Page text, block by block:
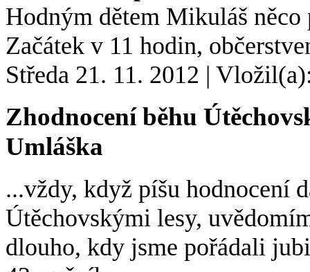
Hodným dětem Mikuláš
Začátek v 11 hodin,
Středa 21. 11. 2012 |
Zhodnocení běhu
Umláška
...vždy, když píšu hodnocení
Útěchovskými lesy,
dlouho, kdy jsme pořádali